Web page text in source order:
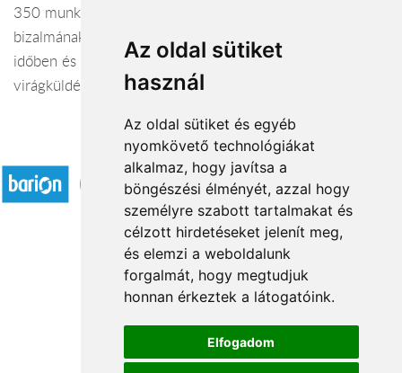
Az oldal sütiket
használ
Az oldal sütiket és egyéb
nyomkövető technológiákat
alkalmaz, hogy javítsa a
böngészési élményét, azzal hogy
személyre szabott tartalmakat és
célzott hirdetéseket jelenít meg,
és elemzi a weboldalunk
forgalmát, hogy megtudjuk
honnan érkeztek a látogatóink.
Elfogadom
350 munkatársunk dolgozik azon, hogy vásárlóink
bizalmának eleget tegyünk, és hogy a virágcsokrok a kért
időben és helyen átadásra kerüljenek. Így lesz a
virágküldés csak egy csokornyi távolság.
Elfogadott fizetési módok
Rólunk
Kapcsolat
Á.SZ.F.
Impresszum